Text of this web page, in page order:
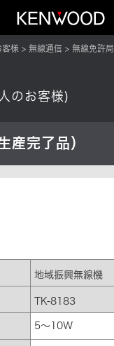
客様 無線通信 無線免許局
のお客様)
完了品）
地域振興無線機
TK-8183
5～10W